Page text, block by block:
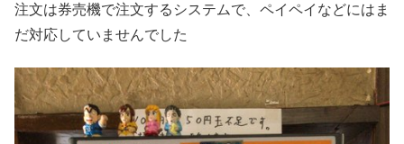
注文は券売機で注文するシステムで、ペイペイなどにはま
だ対応していませんでした